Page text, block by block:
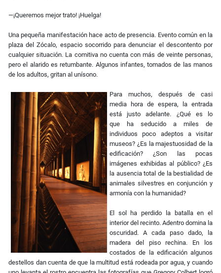
—¡Queremos mejor trato! ¡Huelga!
Una pequeña manifestación hace acto de presencia. Evento común en la
plaza del Zócalo, espacio socorrido para denunciar el descontento por
cualquier situación. La comitiva no cuenta con más de veinte personas,
pero el alarido es retumbante. Algunos infantes, tomados de las manos
de los adultos, gritan al unísono.
Para muchos, después de casi
media hora de espera, la entrada
está justo adelante. ¿Qué es lo
que ha seducido a miles de
individuos poco adeptos a visitar
museos? ¿Es la majestuosidad de la
edificación? ¿Son las pocas
imágenes exhibidas al público? ¿Es
la ausencia total de la bestialidad de
animales silvestres en conjunción y
armonía con la humanidad?
El sol ha perdido la batalla en el
interior del recinto. Adentro domina la
oscuridad. A cada paso dado, la
madera del piso rechina. En los
costados de la edificación algunos
destellos dan cuenta de que la multitud está rodeada por agua, y cuando